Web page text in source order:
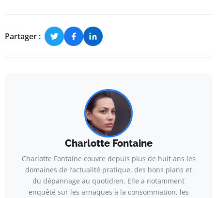
Partager :
Charlotte Fontaine
Charlotte Fontaine couvre depuis plus de huit ans les
domaines de l’actualité pratique, des bons plans et
du dépannage au quotidien. Elle a notamment
enquêté sur les arnaques à la consommation, les